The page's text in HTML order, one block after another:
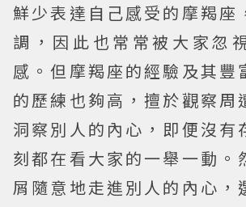
鮮少表達自己感受的摩羯座
調，因此也常常被大家忽
感。但摩羯座的經驗及其豐
的歷練也夠高，擅於觀察周
洞察別人的內心，即便沒有
刻都在看大家的一舉一動。
屑隨意地走進別人的內心，